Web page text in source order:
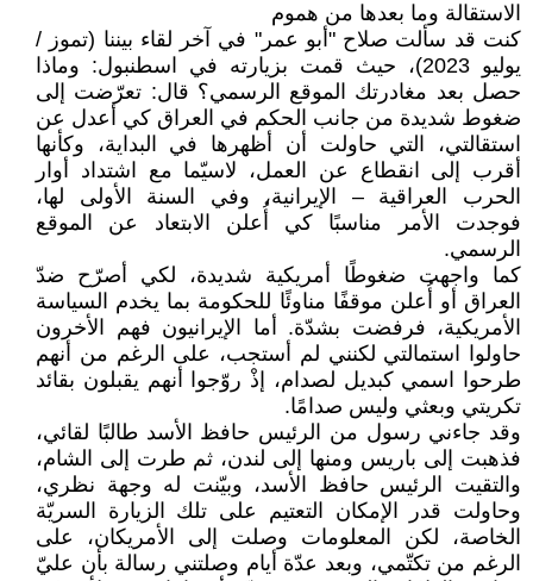
الاستقالة وما بعدها من هموم
كنت قد سألت صلاح "أبو عمر" في آخر لقاء بيننا (تموز /
يوليو 2023)، حيث قمت بزيارته في اسطنبول: وماذا
حصل بعد مغادرتك الموقع الرسمي؟ قال: تعرّضت إلى
ضغوط شديدة من جانب الحكم في العراق كي أعدل عن
استقالتي، التي حاولت أن أظهرها في البداية، وكأنها
أقرب إلى انقطاع عن العمل، لاسيّما مع اشتداد أوار
الحرب العراقية – الإيرانية، وفي السنة الأولى لها،
فوجدت الأمر مناسبًا كي أُعلن الابتعاد عن الموقع
الرسمي.
كما واجهت ضغوطًا أمريكية شديدة، لكي أصرّح ضدّ
العراق أو أُعلن موقفًا مناوئًا للحكومة بما يخدم السياسة
الأمريكية، فرفضت بشدّة. أما الإيرانيون فهم الأخرون
حاولوا استمالتي لكنني لم أستجب، على الرغم من أنهم
طرحوا اسمي كبديل لصدام، إذْ روّجوا أنهم يقبلون بقائد
تكريتي وبعثي وليس صدامًا.
وقد جاءني رسول من الرئيس حافظ الأسد طالبًا لقائي،
فذهبت إلى باريس ومنها إلى لندن، ثم طرت إلى الشام،
والتقيت الرئيس حافظ الأسد، وبيّنت له وجهة نظري،
وحاولت قدر الإمكان التعتيم على تلك الزيارة السريّة
الخاصة، لكن المعلومات وصلت إلى الأمريكان، على
الرغم من تكتّمي، وبعد عدّة أيام وصلتني رسالة بأن عليّ